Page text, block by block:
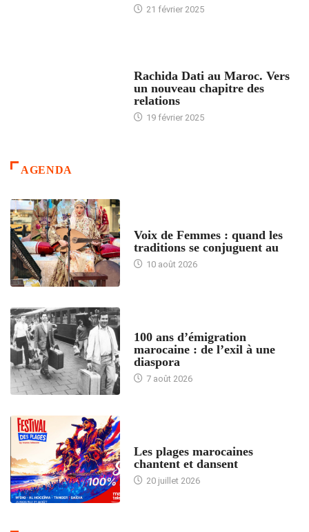
21 février 2025
Rachida Dati au Maroc. Vers
un nouveau chapitre des
relations
19 février 2025
AGENDA
Voix de Femmes : quand les
traditions se conjuguent au
10 août 2026
100 ans d’émigration
marocaine : de l’exil à une
diaspora
7 août 2026
Les plages marocaines
chantent et dansent
20 juillet 2026